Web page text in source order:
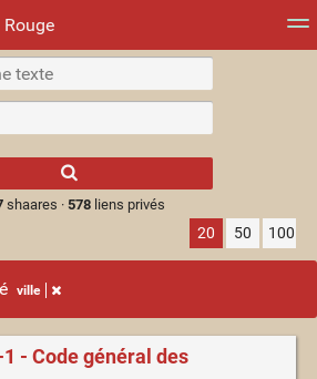
Rouge
d'images
results.
shaares · 578liens privés
20 50 100
ville
- Code général des